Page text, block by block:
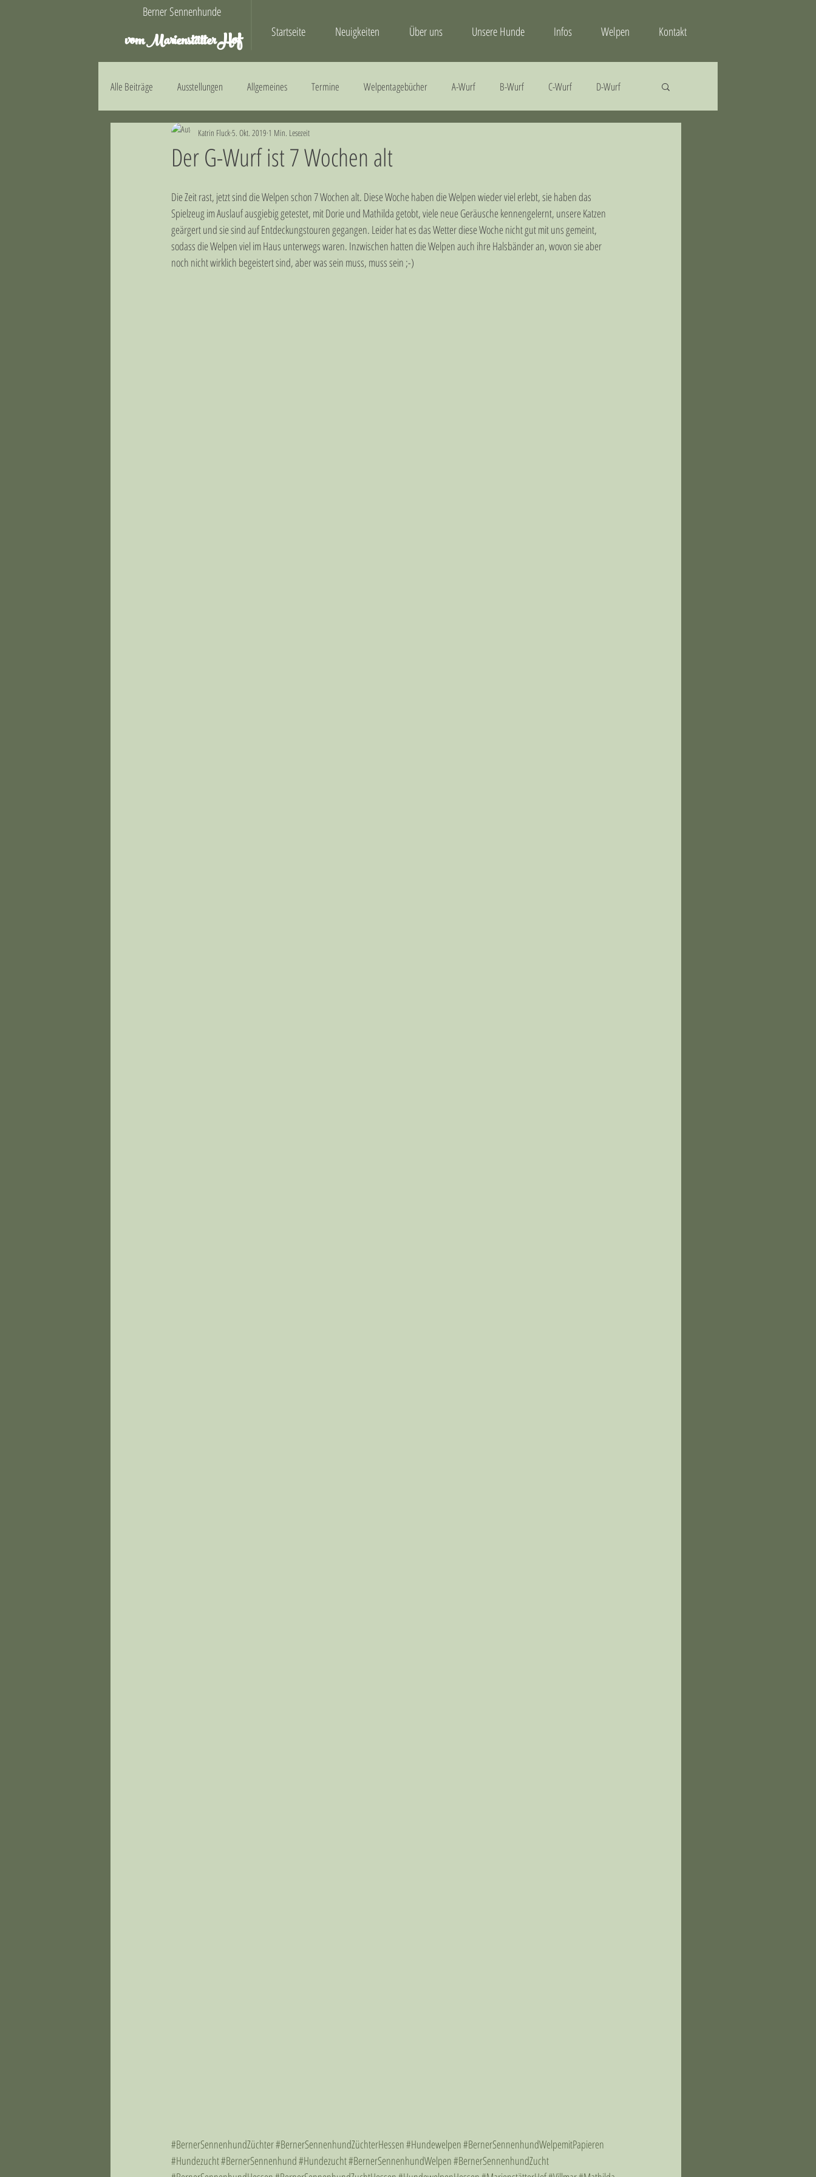
Berner Sennenhunde
vom MarienstätterHof
Alle Beiträge Ausstellungen Allgemeines Termine Welpentagebücher A-Wurf B-Wurf C-Wurf D-Wurf
F-Wurf G-Wurf Gesundheit
Der G-Wurf ist 7 Wochen alt
Katrin Fluck5. Okt. 2019 1 Min. Lesezeit
Die Zeit rast, jetzt sind die Welpen schon 7 Wochen alt. Diese Woche haben die Welpen wieder viel erlebt, sie haben das
Spielzeug im Auslauf ausgiebig getestet, mit Dorie und Mathilda getobt, viele neue Geräusche kennengelernt, unsere Katzen
geärgert und sie sind auf Entdeckungstouren gegangen. Leider hat es das Wetter diese Woche nicht gut mit uns gemeint,
sodass die Welpen viel im Haus unterwegs waren. Inzwischen hatten die Welpen auch ihre Halsbänder an, wovon sie aber
noch nicht wirklich begeistert sind, aber was sein muss, muss sein ;-)
#BernerSennenhundZüchter#BernerSennenhundZüchterHessen#Hundewelpen#BernerSennenhundWelpemitPapieren
#Hundezucht#BernerSennenhund#Hundezucht#BernerSennenhundWelpen#BernerSennenhundZucht
Startseite Neuigkeiten Über uns Unsere Hunde Infos Welpen Kontakt